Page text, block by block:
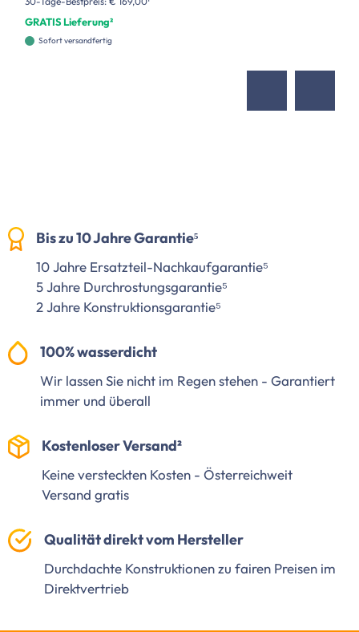
GRATIS Lieferung²
Sofort versandfertig
Bis zu 10 Jahre Garantie⁵
10 Jahre Ersatzteil-Nachkaufgarantie⁵
5 Jahre Durchrostungsgarantie⁵
2 Jahre Konstruktionsgarantie⁵
100% wasserdicht
Wir lassen Sie nicht im Regen stehen - Garantiert
immer und überall
Kostenloser Versand²
Keine versteckten Kosten - Österreichweit
Versand gratis
Qualität direkt vom Hersteller
Durchdachte Konstruktionen zu fairen Preisen im
Direktvertrieb